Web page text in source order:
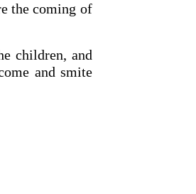
the coming of
children, and
and smite